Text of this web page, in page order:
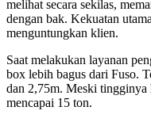
melihat secara sekilas,
dengan bak. Kekuatan
menguntungkan klien.
Saat melakukan layanan
box lebih bagus dari Fuso.
dan 2,75m. Meski tingginya
mencapai 15 ton.